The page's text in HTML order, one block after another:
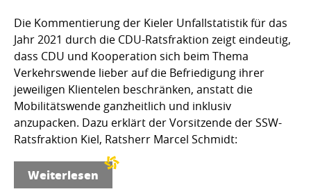
Die Kommentierung der Kieler Unfallstatistik für das
Jahr 2021 durch die CDU-Ratsfraktion zeigt eindeutig,
dass CDU und Kooperation sich beim Thema
Verkehrswende lieber auf die Befriedigung ihrer
jeweiligen Klientelen beschränken, anstatt die
Mobilitätswende ganzheitlich und inklusiv
anzupacken. Dazu erklärt der Vorsitzende der SSW-
Ratsfraktion Kiel, Ratsherr Marcel Schmidt:
Weiterlesen